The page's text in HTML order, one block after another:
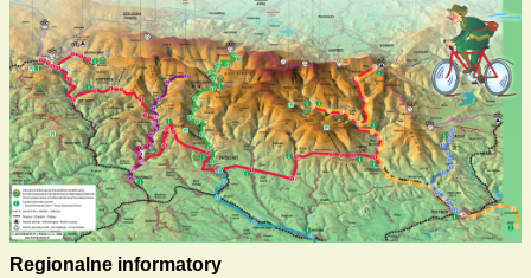
Regionalne informatory